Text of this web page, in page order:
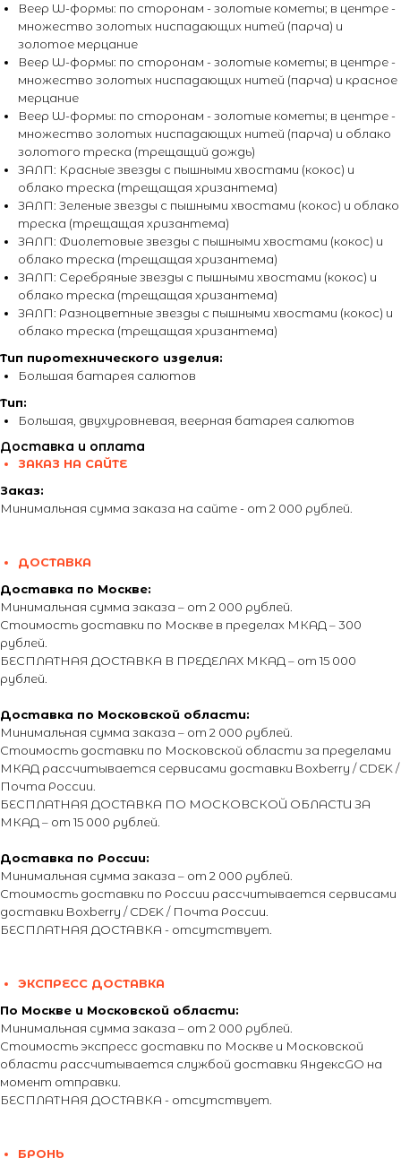
Веер W-формы: по сторонам - золотые кометы; в центре -
множество золотых ниспадающих нитей (парча) и
золотое мерцание
Веер W-формы: по сторонам - золотые кометы; в центре -
множество золотых ниспадающих нитей (парча) и красное
мерцание
Веер W-формы: по сторонам - золотые кометы; в центре -
множество золотых ниспадающих нитей (парча) и облако
золотого треска (трещащий дождь)
ЗАЛП: Красные звезды с пышными хвостами (кокос) и
облако треска (трещащая хризантема)
ЗАЛП: Зеленые звезды с пышными хвостами (кокос) и облако
треска (трещащая хризантема)
ЗАЛП: Фиолетовые звезды с пышными хвостами (кокос) и
облако треска (трещащая хризантема)
ЗАЛП: Серебряные звезды с пышными хвостами (кокос) и
облако треска (трещащая хризантема)
ЗАЛП: Разноцветные звезды с пышными хвостами (кокос) и
облако треска (трещащая хризантема)
Тип пиротехнического изделия:
Большая батарея салютов
Тип:
Большая, двухуровневая, веерная батарея салютов
Доставка и оплата
ЗАКАЗ НА САЙТЕ
Заказ:
Минимальная сумма заказа на сайте - от 2 000 рублей.
ДОСТАВКА
Доставка по Москве:
Минимальная сумма заказа – от 2 000 рублей.
Стоимость доставки по Москве в пределах МКАД – 300
рублей.
БЕСПЛАТНАЯ ДОСТАВКА В ПРЕДЕЛАХ МКАД – от 15 000
рублей.
Доставка по Московской области:
Минимальная сумма заказа – от 2 000 рублей.
Стоимость доставки по Московской области за пределами
МКАД рассчитывается сервисами доставки Boxberry / CDEK /
Почта России.
БЕСПЛАТНАЯ ДОСТАВКА ПО МОСКОВСКОЙ ОБЛАСТИ ЗА
МКАД – от 15 000 рублей.
Доставка по России:
Минимальная сумма заказа – от 2 000 рублей.
Стоимость доставки по России рассчитывается сервисами
доставки Boxberry / CDEK / Почта России.
БЕСПЛАТНАЯ ДОСТАВКА - отсутствует.
ЭКСПРЕСС ДОСТАВКА
По Москве и Московской области:
Минимальная сумма заказа – от 2 000 рублей.
Стоимость экспресс доставки по Москве и Московской
области рассчитывается службой доставки ЯндексGO на
момент отправки.
БЕСПЛАТНАЯ ДОСТАВКА - отсутствует.
БРОНЬ